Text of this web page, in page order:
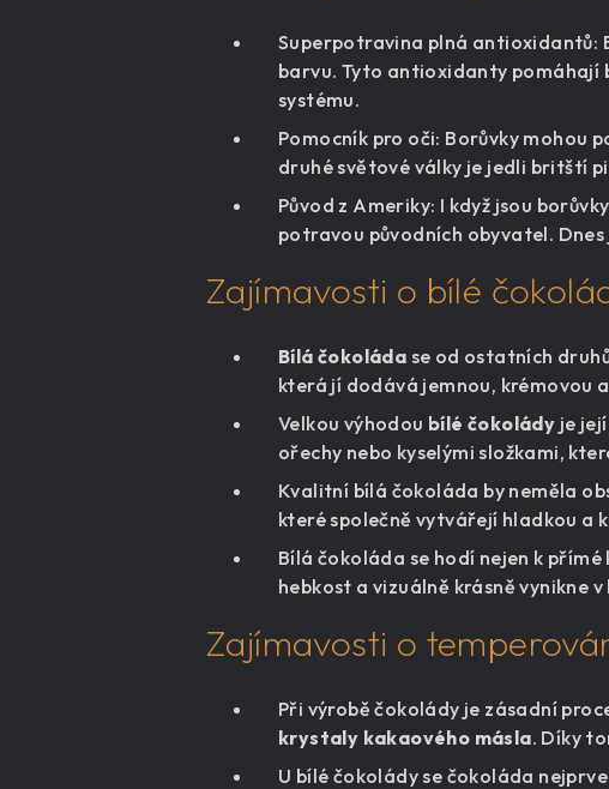
Superpotravina plná antioxidantů:
barvu. Tyto antioxidanty pomáhají
systému.
Pomocník pro oči: Borůvky mohou
druhé světové války je jedli britští
Původ z Ameriky: I když jsou
potravou původních obyvatel.
Zajímavosti o bílé
Bílá čokoláda se od ostatních
která jí dodává jemnou, krémovou
Velkou výhodou bílé čokolády je
ořechy nebo kyselými složkami,
Kvalitní bílá čokoláda by neměla
které společně vytvářejí hladkou a
Bílá čokoláda se hodí nejen k
hebkost a vizuálně krásně vynikne
Zajímavosti o
Při výrobě čokolády je zásadní
krystaly kakaového másla. Díky
U bílé čokolády se čokoláda